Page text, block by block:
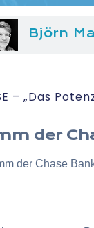
Björn
„Das
der
der Chase